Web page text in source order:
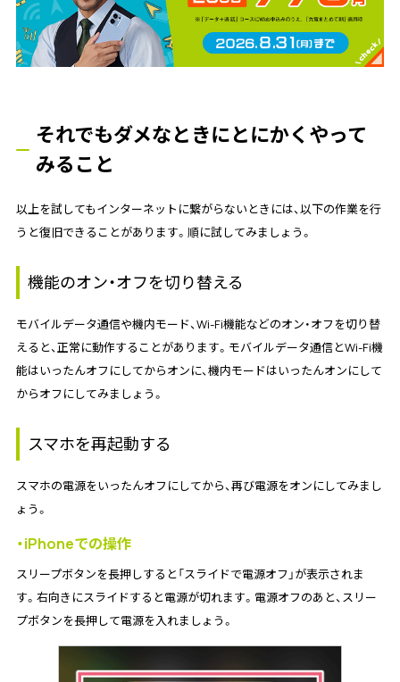
それでもダメなときにとにかくやって
みること
以上を試してもインターネットに繋がらないときには、以下の作業を行
うと復旧できることがあります。順に試してみましょう。
機能のオン・オフを切り替える
モバイルデータ通信や機内モード、Wi-Fi機能などのオン・オフを切り替
えると、正常に動作することがあります。モバイルデータ通信とWi-Fi機
能はいったんオフにしてからオンに、機内モードはいったんオンにして
からオフにしてみましょう。
スマホを再起動する
スマホの電源をいったんオフにしてから、再び電源をオンにしてみまし
ょう。
・iPhoneでの操作
スリープボタンを長押しすると「スライドで電源オフ」が表示されま
す。右向きにスライドすると電源が切れます。電源オフのあと、スリー
プボタンを長押して電源を入れましょう。